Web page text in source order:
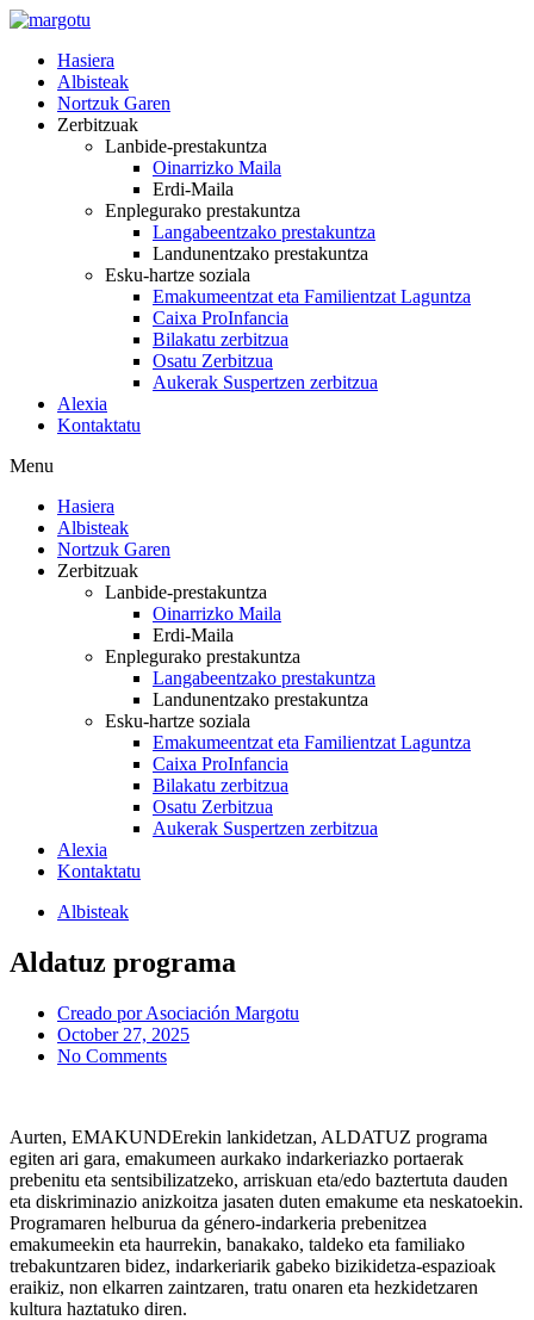
Skip
contentHasiera
Albisteak
Nortzuk Garen
Zerbitzuak
Lanbide-prestakuntza
Oinarrizko Maila
Erdi-Maila
Enplegurako prestakuntza
Langabeentzako prestakuntza
Landunentzako prestakuntza
Esku-hartze soziala
Emakumeentzat eta Familientzat Laguntza
Caixa ProInfancia
Bilakatu zerbitzua
Osatu Zerbitzua
Aukerak Suspertzen zerbitzua
Alexia
Kontaktatu
Menu
Hasiera
Albisteak
Nortzuk Garen
Zerbitzuak
Lanbide-prestakuntza
Oinarrizko Maila
Erdi-Maila
Enplegurako prestakuntza
Langabeentzako prestakuntza
Landunentzako prestakuntza
Esku-hartze soziala
Emakumeentzat eta Familientzat Laguntza
Caixa ProInfancia
Bilakatu zerbitzua
Osatu Zerbitzua
Aukerak Suspertzen zerbitzua
Alexia
Kontaktatu
Albisteak
Aldatuz programa
Creado porAsociación Margotu
October 27, 2025
No Comments
Aurten, EMAKUNDErekin lankidetzan, ALDATUZ programa
egiten ari gara, emakumeen aurkako indarkeriazko portaerak
prebenitu eta sentsibilizatzeko, arriskuan eta/edo baztertuta dauden
eta diskriminazio anizkoitza jasaten duten emakume eta neskatoekin.
Programaren helburua da género-indarkeria prebenitzea
emakumeekin eta haurrekin, banakako, taldeko eta familiako
trebakuntzaren bidez, indarkeriarik gabeko bizikidetza-espazioak
eraikiz, non elkarren zaintzaren, tratu onaren eta hezkidetzaren
kultura haztatuko diren.